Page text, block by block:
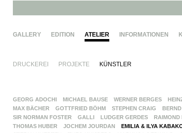
GALLERY EDITION ATELIER INFORMATIONEN
DRUCKEREI PROJEKTE KÜNSTLER
GEORG ADOCHI MICHAEL BAUSE WERNER BERGES
MAX BÄCHER
GOTTFRIED BÖHM STEPHEN CRAIG
SIR NORMAN FOSTER
GALLI LUDGER GERDES RAIMOND
THOMAS HUBER
JOCHEM JOURDAN EMILIA & ILYA